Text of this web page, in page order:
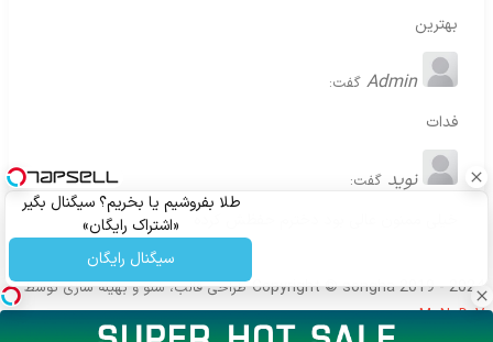
بهترین
Admin گفت:
فدات
نوید گفت:
طلا بفروشیم یا بخریم؟ سیگنال بگیر
«اشتراک رایگان»
سیگنال رایگان
Copyright © songha 2019 - 2024 طراحی قالب، سئو و بهینه سازی توسط
MoNoDeV